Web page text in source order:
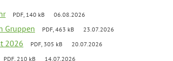
PDF, 140 kB 06.08.2026
Gruppen PDF, 463 kB 23.07.2026
2026 PDF, 305 kB 20.07.2026
PDF, 210 kB 14.07.2026